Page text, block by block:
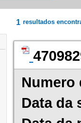
1 resultados
Numero
Data da